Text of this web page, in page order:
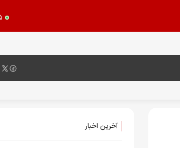
۱۵
آخرین اخبار